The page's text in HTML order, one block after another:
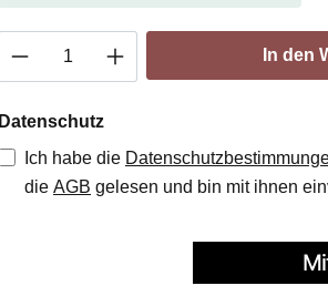
Produkt Anzahl: Gib denIn den
Datenschutz
Ich habe die
die AGB gelesen und bin mit ihnen